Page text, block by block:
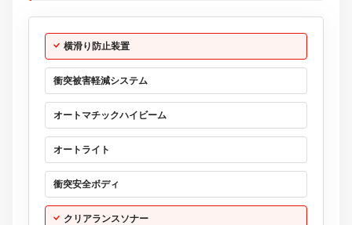
横滑り防止装置
衝突被害軽減システム
オートマチックハイビーム
オートライト
衝突安全ボディ
クリアランスソナー